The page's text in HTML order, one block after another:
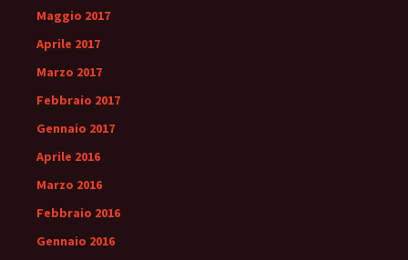
Maggio 2017
Aprile 2017
Marzo 2017
Febbraio 2017
Gennaio 2017
Aprile 2016
Marzo 2016
Febbraio 2016
Gennaio 2016